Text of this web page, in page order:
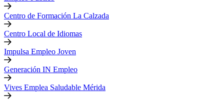
Centro de Formación La Calzada
Centro Local de Idiomas
Impulsa Empleo Joven
Generación IN Empleo
Vives Emplea Saludable Mérida